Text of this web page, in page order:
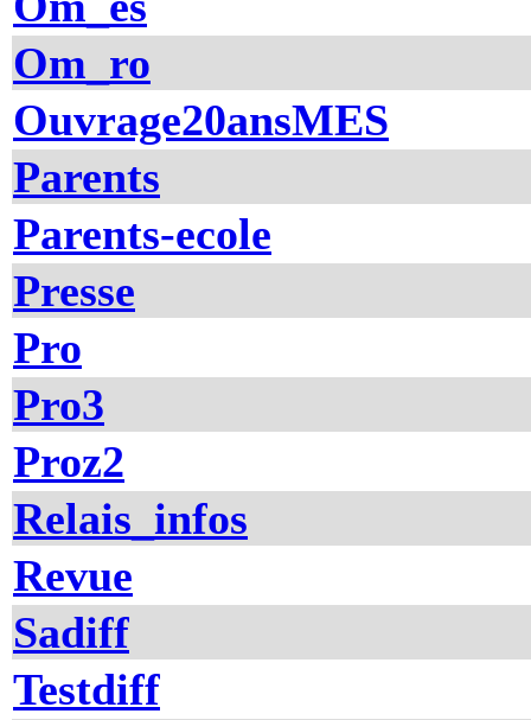
Om_ro
Ouvrage20ansMES
Parents
Parents-ecole
Presse
Pro
Pro3
Proz2
Relais_infos
Revue
Sadiff
Testdiff